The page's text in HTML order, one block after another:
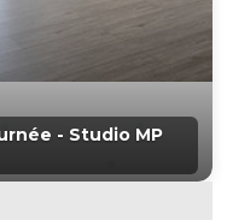
- Studio MP